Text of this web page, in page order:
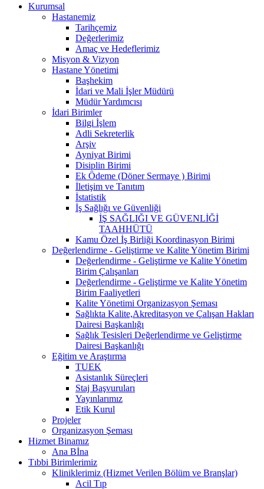
Kurumsal
Hastanemiz
Tarihçemiz
Değerlerimiz
Amaç ve Hedeflerimiz
Misyon & Vizyon
Hastane Yönetimi
Başhekim
İdari ve Mali İşler Müdürü
Müdür Yardımcısı
İdari Birimler
Bilgi İşlem
Adli Sekreterlik
Arşiv
Ayniyat Birimi
Disiplin Birimi
Ek Ödeme (Döner Sermaye ) Birimi
İletişim ve Tanıtım
İstatistik
İş Sağlığı ve Güvenliği
İŞ SAĞLIĞI VE GÜVENLİĞİ
TAAHHÜTÜ
Kamu Özel İş Birliği Koordinasyon Birimi
Değerlendirme - Geliştirme ve Kalite Yönetim Birimi
Değerlendirme - Geliştirme ve Kalite Yönetim
Birim Çalışanları
Değerlendirme - Geliştirme ve Kalite Yönetim
Birim Faaliyetleri
Kalite Yönetimi Organizasyon Şeması
Sağlıkta Kalite,Akreditasyon ve Çalışan Hakları
Dairesi Başkanlığı
Sağlık Tesisleri Değerlendirme ve Geliştirme
Dairesi Başkanlığı
Eğitim ve Araştırma
TUEK
Asistanlık Süreçleri
Staj Başvuruları
Yayınlarımız
Etik Kurul
Projeler
Organizasyon Şeması
Hizmet Binamız
Ana Bİna
Tıbbi Birimlerimiz
Kliniklerimiz (Hizmet Verilen Bölüm ve Branşlar)
Acil Tıp